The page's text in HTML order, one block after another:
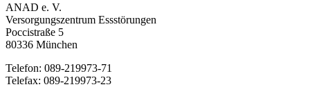
ANAD e. V.
Versorgungszentrum Essstörungen
Poccistraße 5
80336 München
Telefon: 089-219973-71
Telefax: 089-219973-23